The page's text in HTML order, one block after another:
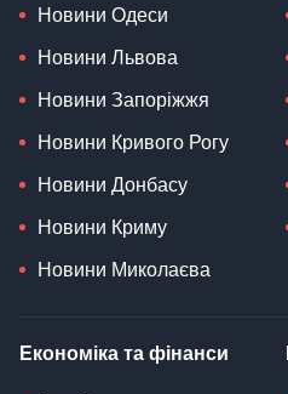
Новини Одеси
Новини Львова
Новини Запоріжжя
Новини Кривого Рогу
Новини Донбасу
Новини Криму
Новини Миколаєва
Економіка та фінанси